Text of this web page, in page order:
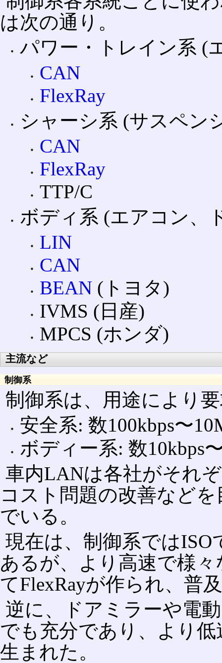
は次の通り。
パワー・トレイン系 (
CAN
FlexRay
シャーシ系 (サスペン
CAN
FlexRay
TTP/C
ボディ系 (エアコン、
LIN
CAN
BEAN (トヨタ)
IVMS (日産)
MPCS (ホンダ)
主流など
制御系
制御系は、用途により
安全系: 数100kbps〜
ボディー系: 数10kbps
車内LANは各社がそれ
コスト問題の改善など
でいる。
現在は、制御系ではISO
あるが、より高速で様
てFlexRayが作られ、普
逆に、ドアミラーや電
でも充分であり、より
生まれた。